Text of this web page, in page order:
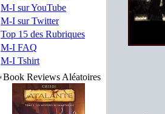
M-I sur YouTube
M-I sur Twitter
Top 15 des Rubriques
M-I FAQ
M-I Tshirt
Book Reviews Aléatoires